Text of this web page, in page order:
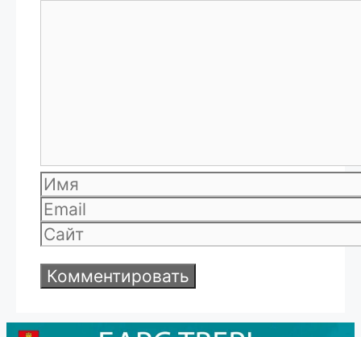
Имя
Email
Сайт